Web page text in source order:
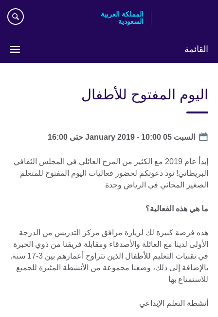
المملكة العربية
السعودية
القائمة
اليوم المفتوح للأطفال
Date
السبت 05 January 2019 - 10:00 حتى16:00
إبدأ عام 2019 مع الكثير من المرح العائلي في المجلس الثقافي
البريطاني! نود دعوتكم لحضور فعاليات اليوم المفتوح للمتعلم
الصغير المجاني في الرياض وجدة
ما هي هذه الفعالية؟
هذه فرصة كبيرة لك لزيارة مرافق مركز التدريس من الدرجة
الأولى لدينا مع العائلة والأصدقاء ومقابلة فريقنا من ذوي الخبرة
في تقنيات التعليم للأطفال الذين تتراوح أعمارهم بين 3-17 سنة.
بالإضافة إلى ذلك، وضعنا مجموعة من الأنشطة المثيرة للجميع
للاستمتاع بها
أنشطة التعلم الإبداعي